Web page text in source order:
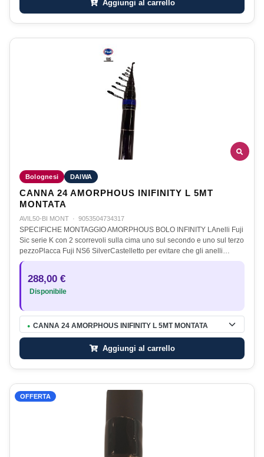
Aggiungi al carrello
Bolognesi DAIWA
CANNA 24 AMORPHOUS INIFINITY L 5MT
MONTATA
AVIL50-BI MONT · 9053504734317
SPECIFICHE MONTAGGIO AMORPHOUS BOLO INFINITY LAnelli Fuji
Sic serie K con 2 scorrevoli sulla cima uno sul secondo e uno sul terzo
pezzoPlacca Fuji NS6 SilverCastelletto per evitare che gli anelli…
288,00 €
Disponibile
● CANNA 24 AMORPHOUS INIFINITY L 5MT MONTATA
Aggiungi al carrello
OFFERTA